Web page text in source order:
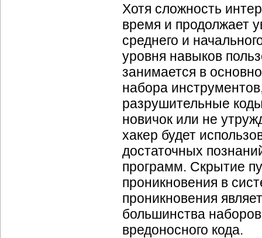
Хотя сложность
время и продолжает
среднего и
уровня навыков
занимается в
набора
разрушительные
новичок или не
хакер будет
достаточных
программ. Скрытие
проникновения в
проникновения
большинства
вредоносного кода.